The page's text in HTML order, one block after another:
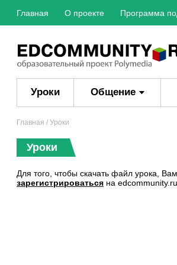
Главная О проекте Программа
Уроки Общение
Главная / Уроки
Уроки
Для того, чтобы скачать файл урока,
зарегистрироваться на edcommunity.ru